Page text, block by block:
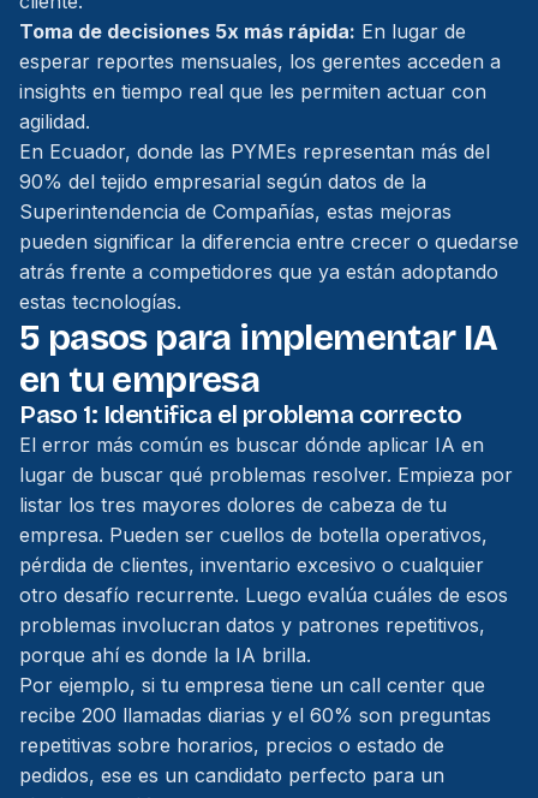
Toma de decisiones 5x más rápida: En lugar de
esperar reportes mensuales, los gerentes acceden a
insights en tiempo real que les permiten actuar con
agilidad.
En Ecuador, donde las PYMEs representan más del
90% del tejido empresarial según datos de la
Superintendencia de Compañías, estas mejoras
pueden significar la diferencia entre crecer o quedarse
atrás frente a competidores que ya están adoptando
estas tecnologías.
5 pasos para implementar IA
en tu empresa
Paso 1: Identifica el problema correcto
El error más común es buscar dónde aplicar IA en
lugar de buscar qué problemas resolver. Empieza por
listar los tres mayores dolores de cabeza de tu
empresa. Pueden ser cuellos de botella operativos,
pérdida de clientes, inventario excesivo o cualquier
otro desafío recurrente. Luego evalúa cuáles de esos
problemas involucran datos y patrones repetitivos,
porque ahí es donde la IA brilla.
Por ejemplo, si tu empresa tiene un call center que
recibe 200 llamadas diarias y el 60% son preguntas
repetitivas sobre horarios, precios o estado de
pedidos, ese es un candidato perfecto para un